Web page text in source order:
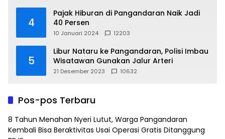
4
Pajak Hiburan di Pangandaran Naik Jadi
40 Persen
10 Januari 2024 12203
5
Libur Nataru ke Pangandaran, Polisi Imbau
Wisatawan Gunakan Jalur Arteri
21 Desember 2023 10632
Pos-pos Terbaru
8 Tahun Menahan Nyeri Lutut, Warga Pangandaran
Kembali Bisa Beraktivitas Usai Operasi Gratis Ditanggung